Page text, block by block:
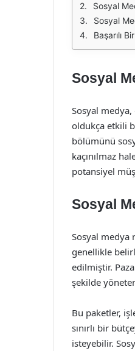
Sosyal
Sosyal
Başarılı
Sosyal
Sosyal
oldukça etkili
bölümünü
kaçınılmaz
potansiyel
Sosyal
Sosyal medya
genellikle
edilmiştir.
şekilde
Bu paketler,
sınırlı bir
isteyebilir.